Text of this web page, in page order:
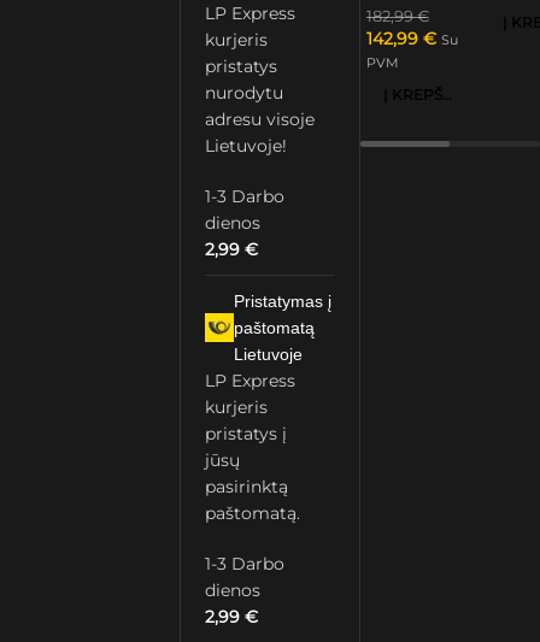
LP Express
kurjeris
pristatys
nurodytu
adresu visoje
Lietuvoje!
1-3 Darbo
dienos
2,99€
Pristatymas į
paštomatą
Lietuvoje
LP Express
kurjeris
pristatys į
jūsų
pasirinktą
paštomatą.
1-3 Darbo
dienos
2,99€
182,99€
142,99 € Su
PVM
Į KREPŠELĮ